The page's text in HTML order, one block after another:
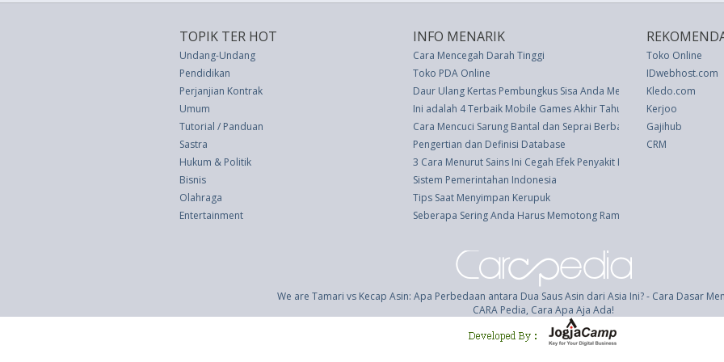
TOPIK TER HOT
Undang-Undang
Pendidikan
Perjanjian Kontrak
Umum
Tutorial / Panduan
Sastra
Hukum & Politik
Bisnis
Olahraga
Entertainment
INFO MENARIK
Cara Mencegah Darah Tinggi
Toko PDA Online
Daur Ulang Kertas Pembungkus Sisa Anda Menjadi Kerajinan yang
Ini adalah 4 Terbaik Mobile Games Akhir Tahun
Cara Mencuci Sarung Bantal dan Seprai Berbahan utra
Pengertian dan Definisi Database
3 Cara Menurut Sains Ini Cegah Efek Penyakit Hati Berlemak Non-
Sistem Pemerintahan Indonesia
Tips Saat Menyimpan Kerupuk
Seberapa Sering Anda Harus Memotong Rambut? Ini Kata Editor
Toko Online
IDwebhost.com
Kledo.com
Kerjoo
Gajihub
CRM
We are Tamari vs Kecap Asin: Apa Perbedaan antara Dua Saus Asin dari Asia Ini? - Cara Dasar
CARA Pedia, Cara Apa Aja Ada!